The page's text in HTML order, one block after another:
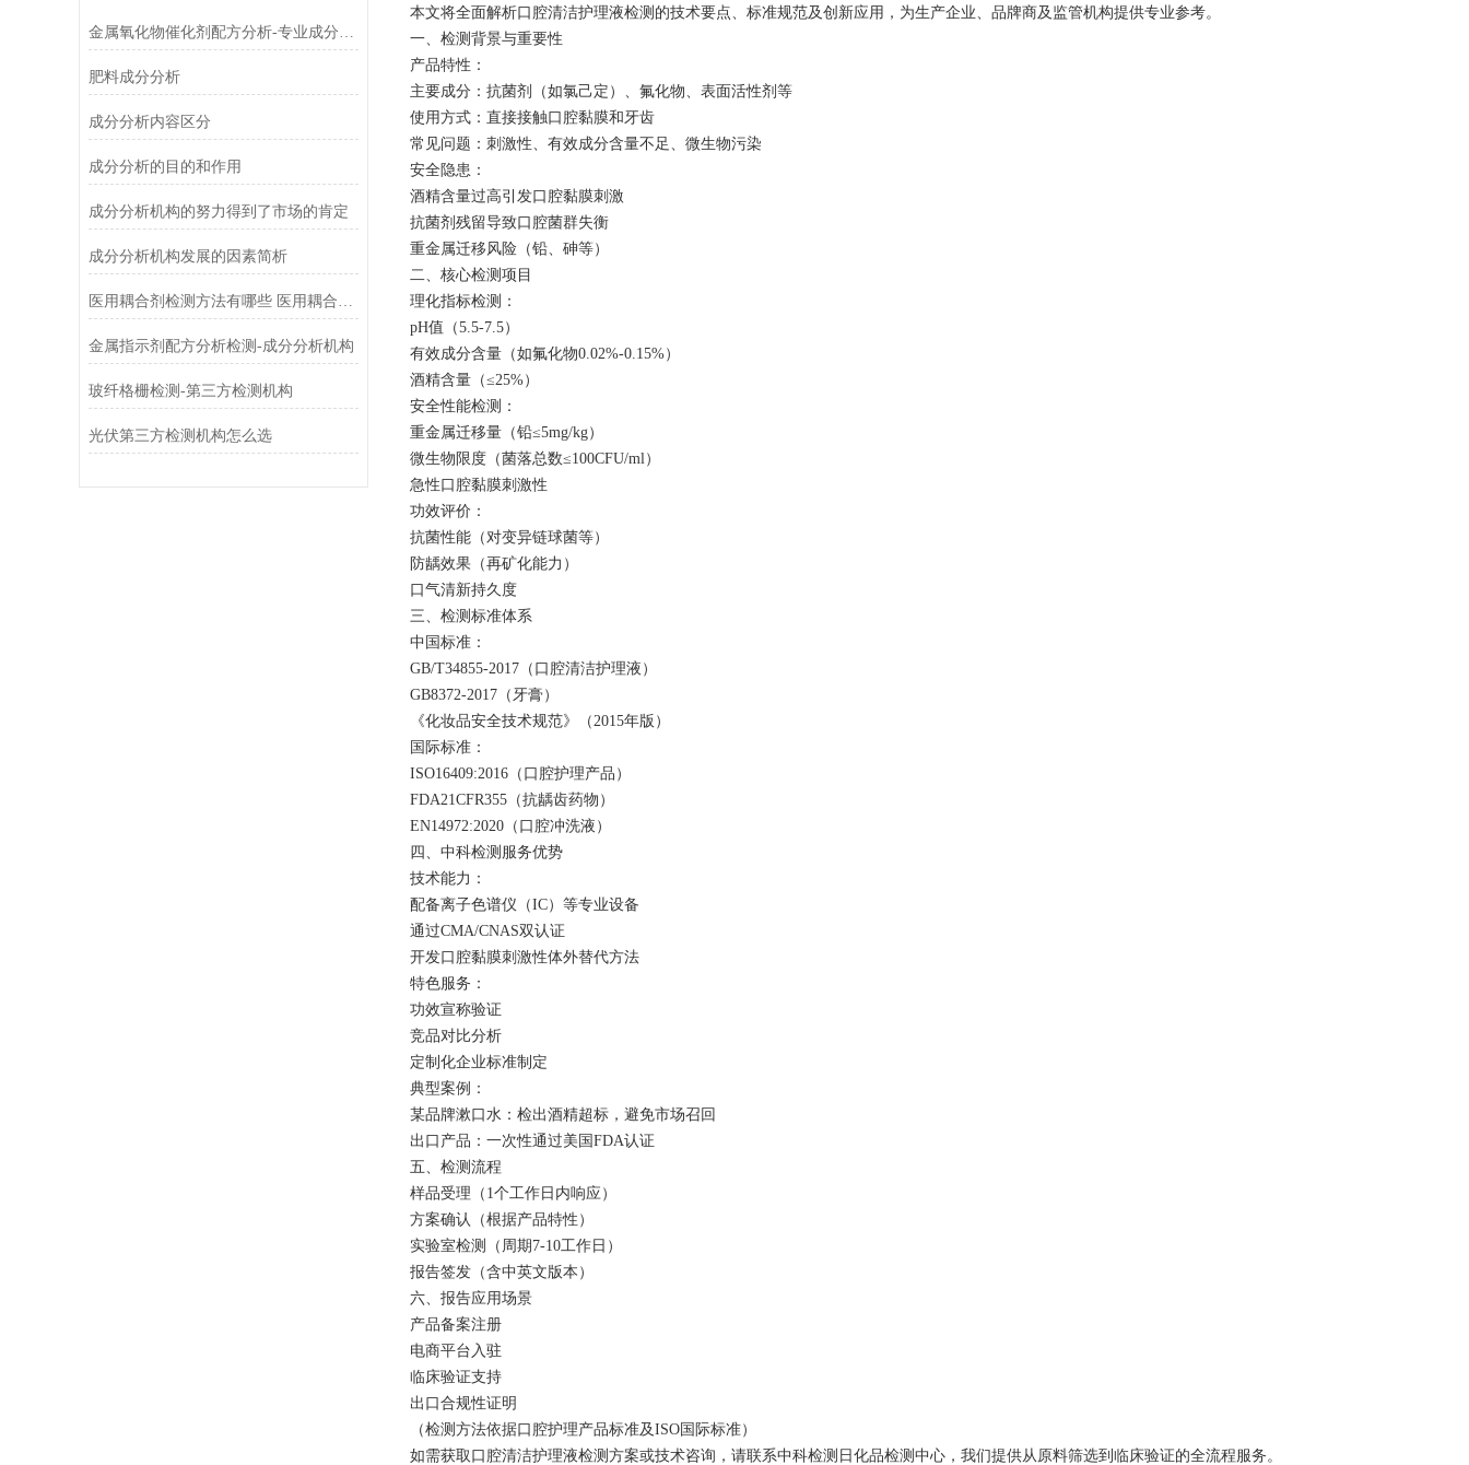
金属氧化物催化剂配方分析-专业成分检测机构
肥料成分分析
成分分析内容区分
成分分析的目的和作用
成分分析机构的努力得到了市场的肯定
成分分析机构发展的因素简析
医用耦合剂检测方法有哪些 医用耦合剂成分分析机构
金属指示剂配方分析检测-成分分析机构
玻纤格栅检测-第三方检测机构
光伏第三方检测机构怎么选
本文将全面解析口腔清洁护理液检测的技术要点、标准规范及创新应用，为生产企业、品牌商及监管机构提供专业参考。
一、检测背景与重要性
‌产品特性‌：
主要成分：抗菌剂（如氯己定）、氟化物、表面活性剂等
使用方式：直接接触口腔黏膜和牙齿
常见问题：刺激性、有效成分含量不足、微生物污染
‌安全隐患‌：
酒精含量过高引发口腔黏膜刺激
抗菌剂残留导致口腔菌群失衡
重金属迁移风险（铅、砷等）
二、核心检测项目
‌理化指标检测‌：
pH值（5.5-7.5）
有效成分含量（如氟化物0.02%-0.15%）
酒精含量（≤25%）
‌安全性能检测‌：
重金属迁移量（铅≤5mg/kg）
微生物限度（菌落总数≤100CFU/ml）
急性口腔黏膜刺激性
‌功效评价‌：
抗菌性能（对变异链球菌等）
防龋效果（再矿化能力）
口气清新持久度
三、检测标准体系
‌中国标准‌：
GB/T34855-2017（口腔清洁护理液）
GB8372-2017（牙膏）
《化妆品安全技术规范》（2015年版）
‌国际标准‌：
ISO16409:2016（口腔护理产品）
FDA21CFR355（抗龋齿药物）
EN14972:2020（口腔冲洗液）
四、中科检测服务优势
‌技术能力‌：
配备离子色谱仪（IC）等专业设备
通过CMA/CNAS双认证
开发口腔黏膜刺激性体外替代方法
‌特色服务‌：
功效宣称验证
竞品对比分析
定制化企业标准制定
‌典型案例‌：
某品牌漱口水：检出酒精超标，避免市场召回
出口产品：一次性通过美国FDA认证
五、检测流程
样品受理（1个工作日内响应）
方案确认（根据产品特性）
实验室检测（周期7-10工作日）
报告签发（含中英文版本）
六、报告应用场景
产品备案注册
电商平台入驻
临床验证支持
出口合规性证明
（检测方法依据口腔护理产品标准及ISO国际标准）
如需获取口腔清洁护理液检测方案或技术咨询，请联系中科检测日化品检测中心，我们提供从原料筛选到临床验证的全流程服务。